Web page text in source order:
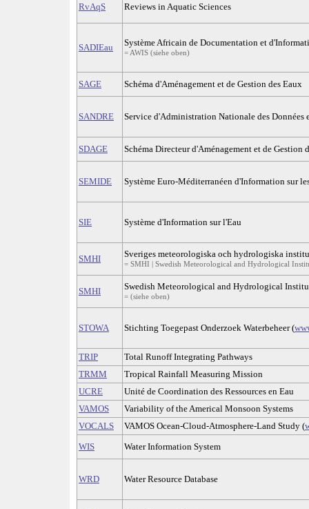
RvAqS Reviews in Aquatic Sciences
SADIEau Système Africain de Documentation et
= AWIS (siehe oben)
SAGE Schéma d'Aménagement et de Gestion des Eaux
SANDRE Service d'Administration Nationale des Données
SDAGE Schéma Directeur d'Aménagement et de Gestion
SEMIDE Système Euro-Méditerranéen d'Information sur
SIE Système d'Information sur l'Eau
SMHI Sveriges meteorologiska och hydrologiska
= SMHI | Swedish Meteorological and Hydrological
SMHI Swedish Meteorological and Hydrological
= (siehe oben)
STOWA Stichting Toegepast Onderzoek Waterbeheer (
TRIP
Total Runoff Integrating Pathways
TRMM
Tropical Rainfall Measuring Mission
UCRE
Unité de Coordination des Ressources en Eau
VAMOS
Variability of the Americal Monsoon Systems
VOCALS
VAMOS Ocean-Cloud-Atmosphere-Land Study (
WIS
Water Information System
WRD Water Resource Database